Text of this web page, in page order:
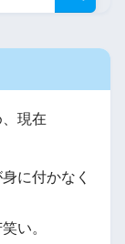
現在
に付かなく
い。